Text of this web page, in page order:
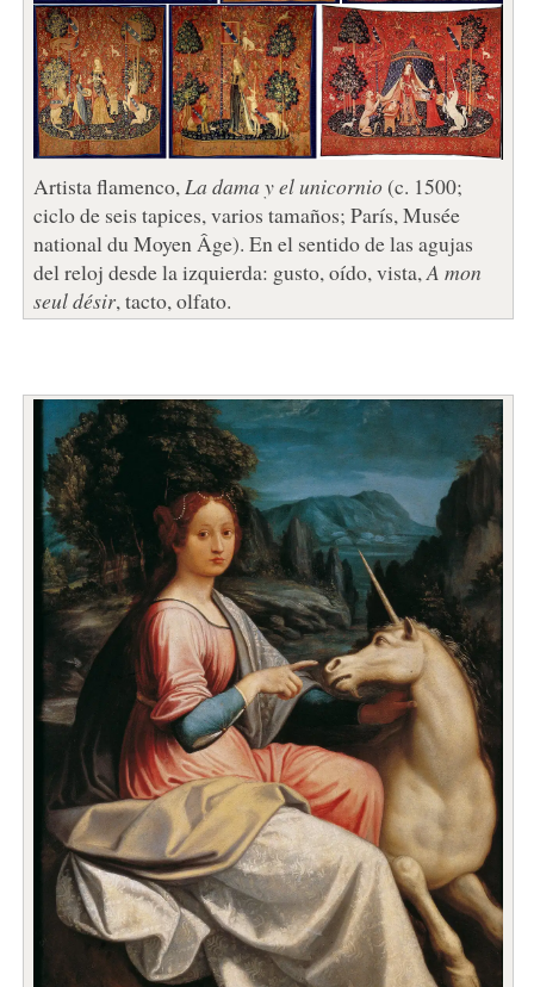
Artista flamenco, La dama y el unicornio(c. 1500;
ciclo de seis tapices, varios tamaños; París, Musée
national du Moyen Âge). En el sentido de las agujas
del reloj desde la izquierda: gusto, oído, vista, A mon
seul désir, tacto, olfato.